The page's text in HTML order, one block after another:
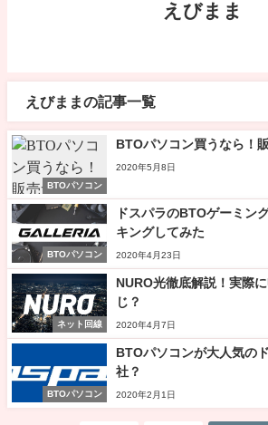
えびまま
えびままの記事一覧
BTOパソコン
BTOパソコン買うなら！
2020年5月8日
BTOパソコン
ドスパラのBTOゲーミン
キングしてみた
2020年4月23日
ネット回線
NURO光徹底解説！実際
じ？
2020年4月7日
BTOパソコン
BTOパソコンが大人気の
社？
2020年2月1日